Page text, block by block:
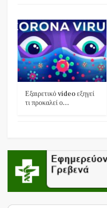
Εξαιρετικό video εξηγεί
τι προκαλεί ο…